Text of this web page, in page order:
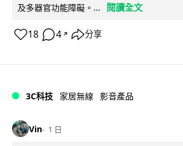
及多器官功能障礙。...
閱讀全文
18 4 ↗ 分享
3C科技 家居無線 影音產品
Vin 1 日